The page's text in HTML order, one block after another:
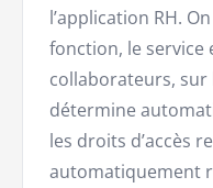
l’application RH.
fonction, le service
collaborateurs, sur
détermine
les droits d’accès
automatiquement